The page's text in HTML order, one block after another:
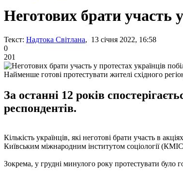
Неготових брати участь
Текст: Надтока Світлана, 13 січня 2022, 16:58
0
201
Найменше готові протестувати жителі східного
За останні 12 років
респондентів.
Кількість українців, які неготові брати участь в
Київським міжнародним інститутом соціології
Зокрема, у грудні минулого року протестувати